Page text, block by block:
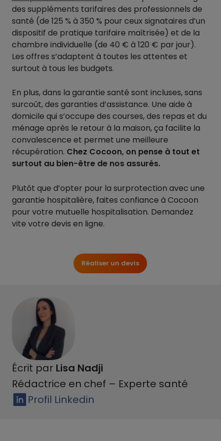
des suppléments tarifaires des professionnels de
santé (de 125 % à 350 % pour ceux signataires d’un
dispositif de pratique tarifaire maîtrisée) et de la
chambre individuelle (de 40 € à 120 € par jour).
Les offres s’adaptent à toutes les attentes et
surtout à tous les budgets.
En plus, dans la garantie santé sont incluses, sans
surcoût, des garanties d’assistance. Une aide à
domicile qui s’occupe des courses, des repas et du
ménage après le retour à la maison, ça facilite la
convalescence et permet une meilleure
récupération. Chez Cocoon, on pense à tout et
surtout au bien-être de nos assurés.
Plutôt que d’opter pour la surprotection avec une
garantie hospitalière, faites confiance à Cocoon
pour votre mutuelle hospitalisation. Demandez
vite votre devis en ligne.
Réaliser un devis
Écrit par Lisa Nadji
Rédactrice en chef – Experte santé
Profil Linkedin